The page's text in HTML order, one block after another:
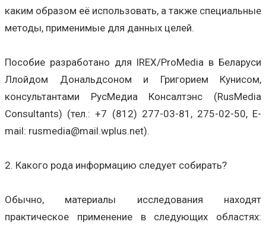
каким образом её использовать, а также специальные
методы, применимые для данных целей.
Пособие разработано для IREX/ProMedia в Беларуси
Ллойдом Дональдсоном и Григорием Кунисом,
консультантами РусМедиа Консалтэнс (RusMedia
Сonsultants) (тел.: +7 (812) 277-03-81, 275-02-50, E-
mail: rusmedia@mail.wplus.net).
2. Какого рода информацию следует собирать?
Обычно, материалы исследования находят
практическое применение в следующих областях: